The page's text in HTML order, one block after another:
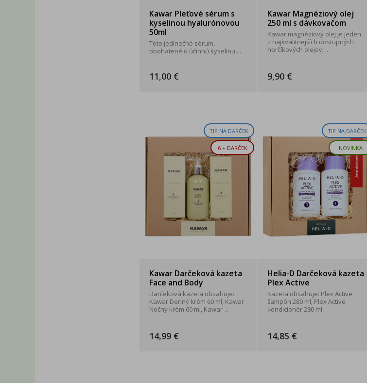
Kawar Pleťové sérum s
kyselinou hyalurónovou
50ml
Toto jedinečné sérum,
obohatené o účinnú kyselinu ...
11,00 €
Kawar Magnéziový olej
250 ml s dávkovačom
Kawar magnéziový olej je jeden
z najkvalitnejších dostupných
horčíkových olejov, ...
9,90 €
TIP NA DARČEK
6 + DARČEK
Kawar Darčeková kazeta
Face and Body
Darčeková kazeta obsahuje:
Kawar Denný krém 60 ml, Kawar
Nočný krém 60 ml, Kawar ...
14,99 €
TIP NA DARČEK
NOVINKA
Helia-D Darčeková kazeta
Plex Active
Kazeta obsahuje: Plex Active
šampón 280 ml, Plex Active
kondicionér 280 ml
14,85 €